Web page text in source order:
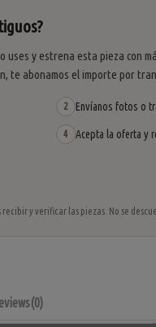
uses y estrena esta pieza con
te abonamos el importe por
2 Envíanos fotos o
4 Acepta la oferta y
y verificar las piezas. No se
(0)